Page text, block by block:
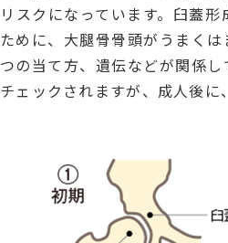
リスクになっています。臼蓋
ために、大腿骨骨頭がうまく
つの当て方、遺伝などが関係
チェックされますが、成人後に